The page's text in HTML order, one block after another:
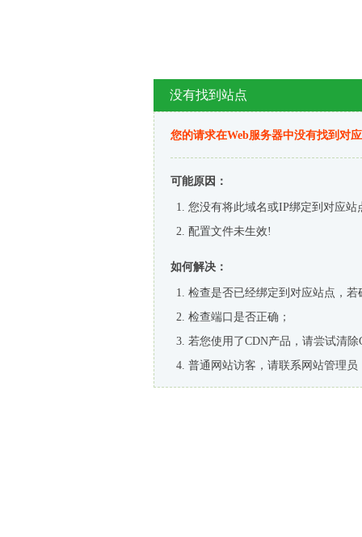
没有找到站点
您的请求在Web服务器中没有找到对
可能原因：
您没有将此域名或IP绑定到对应站
配置文件未生效!
如何解决：
检查是否已经绑定到对应站点，
检查端口是否正确；
若您使用了CDN产品，请尝试清除
普通网站访客，请联系网站管理员